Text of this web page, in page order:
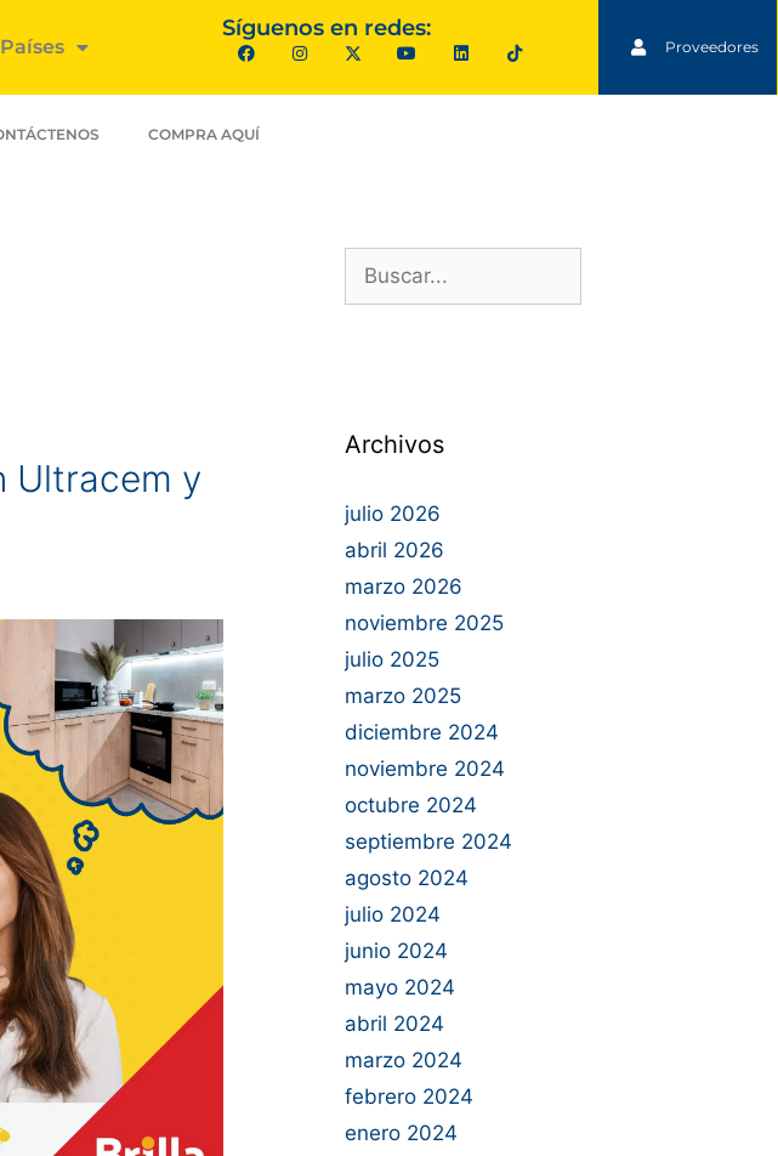
Países
Síguenos en redes:
Proveedores
COMPRA AQUÍ
Ultracem y
Archivos
julio 2026
abril 2026
marzo 2026
noviembre 2025
julio 2025
marzo 2025
diciembre 2024
noviembre 2024
octubre 2024
septiembre 2024
agosto 2024
julio 2024
junio 2024
mayo 2024
abril 2024
marzo 2024
febrero 2024
enero 2024